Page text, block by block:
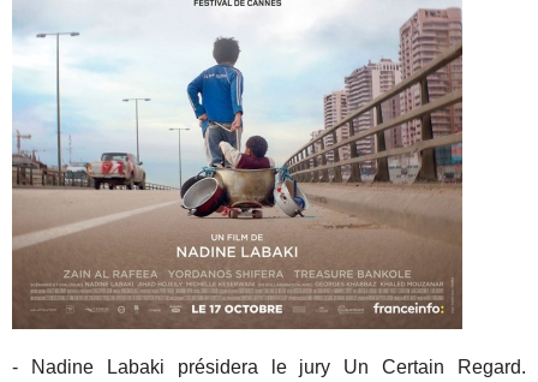
- Nadine Labaki présidera le jury Un Certain Regard.